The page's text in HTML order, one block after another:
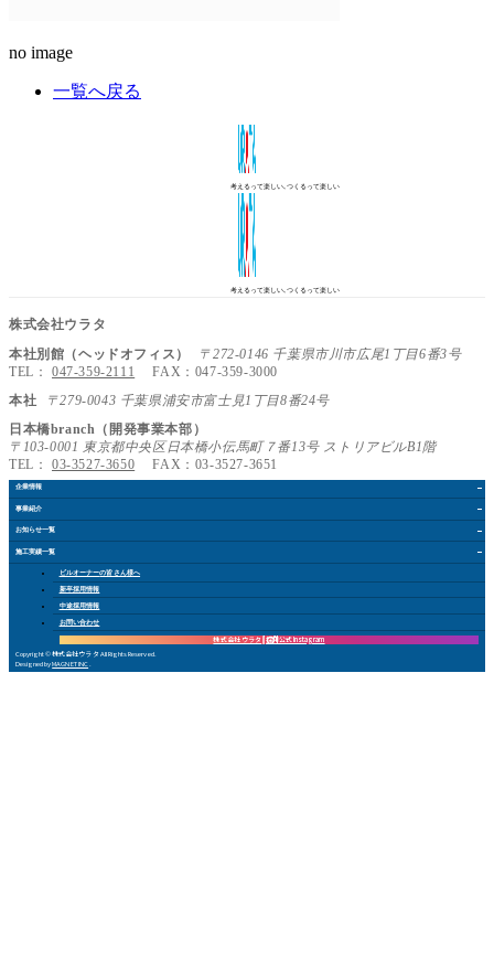
no image
一覧へ戻る
考えるって楽しい､つくるって楽しい
考えるって楽しい､つくるって楽しい
株式会社ウラタ
本社別館（ヘッドオフィス）
〒272-0146 千葉県市川市広尾1丁目6番3号
TEL： 047-359-2111 FAX：047-359-3000
本社
〒279-0043 千葉県浦安市富士見1丁目8番24号
日本橋branch（開発事業本部）
〒103-0001 東京都中央区日本橋小伝馬町７番13号 ストリアビルB1階
TEL： 03-3527-3650 FAX：03-3527-3651
企業情報
事業紹介
お知らせ一覧
施工実績一覧
ビルオーナーの皆さん様へ
新卒採用情報
中途採用情報
お問い合わせ
株式会社 ウラタ 採用公式Instagram
Copyright © 株式会社ウラタ All Rights Reserved.
Designed byMAGNET INC